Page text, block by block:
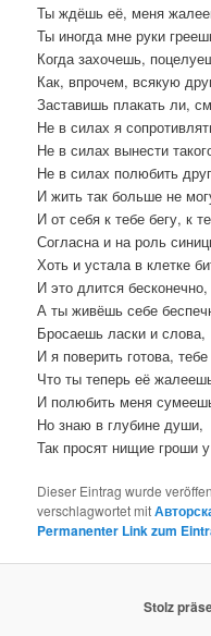
Ты ждёшь её, меня
Ты иногда мне руки
Когда захочешь,
Как, впрочем, всякую
Заставишь плакать ли,
Не в силах я
Не в силах вынести
Не в силах полюбить
И жить так больше не
И от себя к тебе бегу, к
Согласна и на роль
Хоть и устала в клетке
И это длится бесконечно,
А ты живёшь себе
Бросаешь ласки и слова,
И я поверить готова,
Что ты теперь её
И полюбить меня
Но знаю в глубине души,
Так просят нищие гроши
Dieser Eintrag wurde
verschlagwortet mit
Permanenter Link zum
Stolz